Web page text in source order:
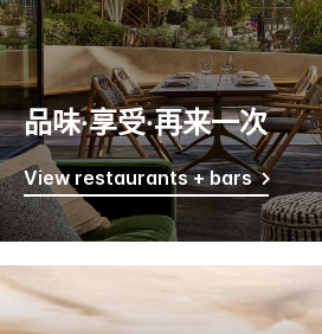
品味·享受·再来一次
View restaurants + bars